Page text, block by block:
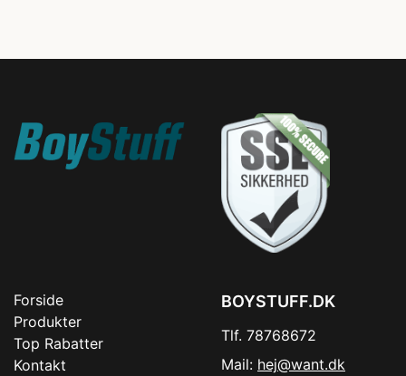
Forside
Produkter
Top Rabatter
Kontakt
BOYSTUFF.DK
Tlf. 78768672
Mail: hej@want.dk